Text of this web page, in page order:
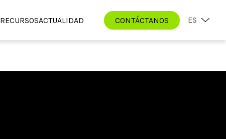
RECURSOSACTUALIDAD CONTÁCTANOS ES